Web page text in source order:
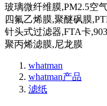
whatman
whatman产品
滤纸